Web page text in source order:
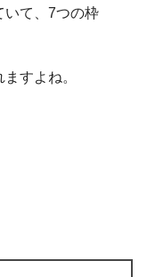
いて、7つの枠
すよね。